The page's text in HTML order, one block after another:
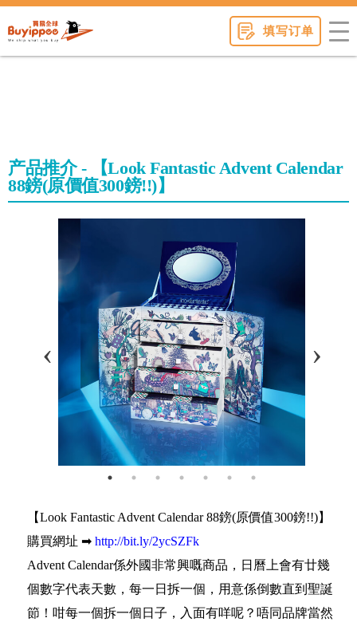
填写订单
产品推介 - 【Look Fantastic Advent Calendar
88鎊(原價值300鎊!!)】
【Look Fantastic Advent Calendar 88鎊(原價值300鎊!!)】
購買網址 ➡ http://bit.ly/2ycSZFk
Advent Calendar係外國非常興嘅商品，日曆上會有廿幾
個數字代表天數，每一日拆一個，用意係倒數直到聖誕
節！咁每一個拆一個日子，入面有咩呢？唔同品牌當然